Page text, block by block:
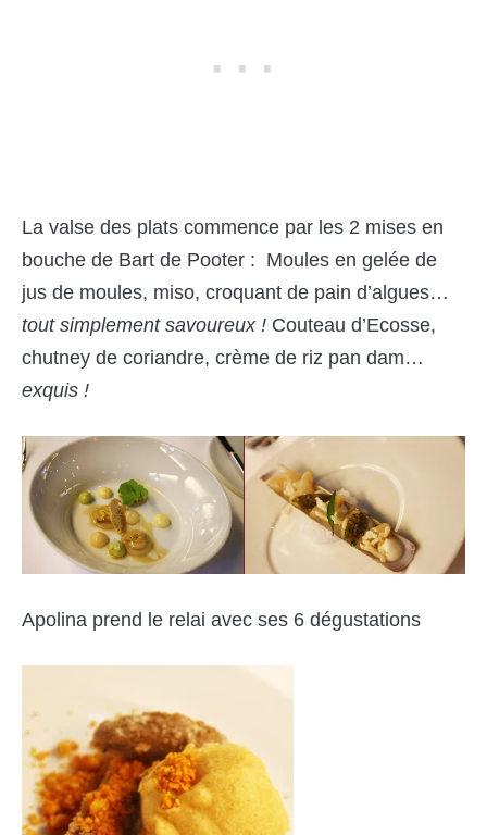
La valse des plats commence par les 2 mises en
bouche de Bart de Pooter : Moules en gelée de
jus de moules, miso, croquant de pain d’algues…
tout simplement savoureux ! Couteau d’Ecosse,
chutney de coriandre, crème de riz pan dam…
exquis !
Apolina prend le relai avec ses 6 dégustations